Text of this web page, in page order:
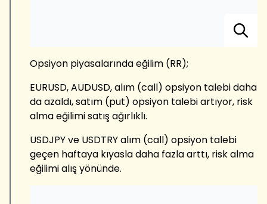
Opsiyon piyasalarında eğilim (RR);
EURUSD, AUDUSD, alım (call) opsiyon talebi daha
da azaldı, satım (put) opsiyon talebi artıyor, risk
alma eğilimi satış ağırlıklı.
USDJPY ve USDTRY alım (call) opsiyon talebi
geçen haftaya kıyasla daha fazla arttı, risk alma
eğilimi alış yönünde.